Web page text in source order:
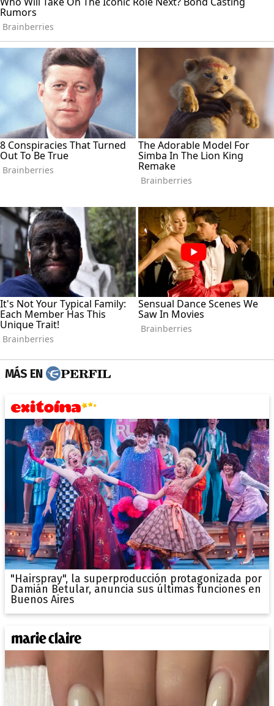
MÁS EN
"Hairspray", la superproducción protagonizada por
Damián Betular, anuncia sus últimas funciones en
Buenos Aires